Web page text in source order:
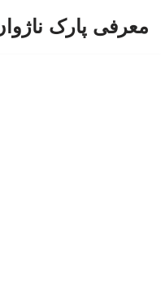
معرفی پارک